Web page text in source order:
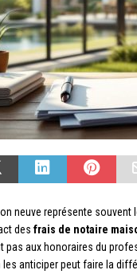
neuve représente souvent
des frais de notaire
pas aux honoraires du
les anticiper peut faire la